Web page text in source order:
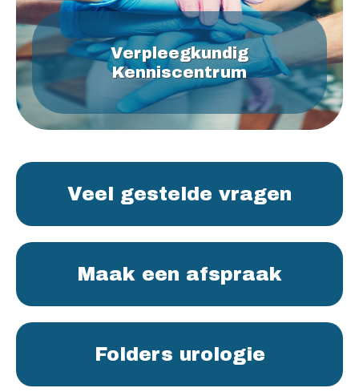
Verpleegkundig
Kenniscentrum
Veel gestelde vragen
Maak een afspraak
Folders urologie